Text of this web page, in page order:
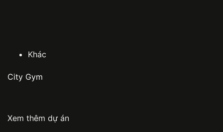
Khác
City Gym
Xem thêm dự án